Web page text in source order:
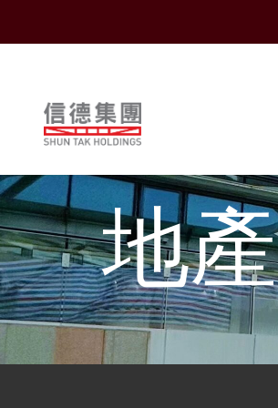
簡介
運輸
企業動態
概覽
概覽
Business
地產